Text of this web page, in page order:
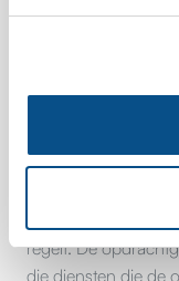
Wat is een
opdracht?
De overeenkomst
regelt. De
die diensten die de